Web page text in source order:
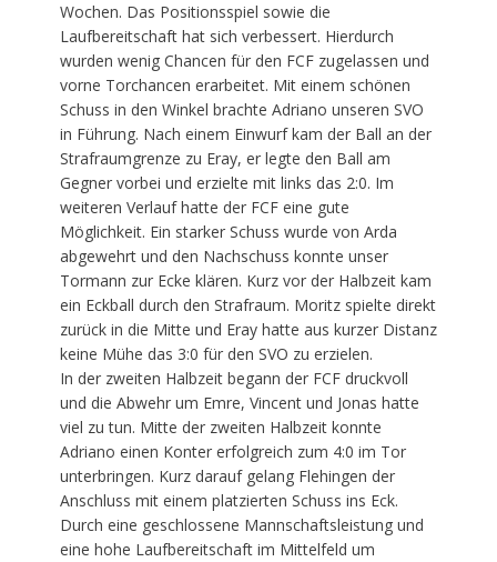
Wochen. Das Positionsspiel sowie die
Laufbereitschaft hat sich verbessert. Hierdurch
wurden wenig Chancen für den FCF zugelassen und
vorne Torchancen erarbeitet. Mit einem schönen
Schuss in den Winkel brachte Adriano unseren SVO
in Führung. Nach einem Einwurf kam der Ball an der
Strafraumgrenze zu Eray, er legte den Ball am
Gegner vorbei und erzielte mit links das 2:0. Im
weiteren Verlauf hatte der FCF eine gute
Möglichkeit. Ein starker Schuss wurde von Arda
abgewehrt und den Nachschuss konnte unser
Tormann zur Ecke klären. Kurz vor der Halbzeit kam
ein Eckball durch den Strafraum. Moritz spielte direkt
zurück in die Mitte und Eray hatte aus kurzer Distanz
keine Mühe das 3:0 für den SVO zu erzielen.
In der zweiten Halbzeit begann der FCF druckvoll
und die Abwehr um Emre, Vincent und Jonas hatte
viel zu tun. Mitte der zweiten Halbzeit konnte
Adriano einen Konter erfolgreich zum 4:0 im Tor
unterbringen. Kurz darauf gelang Flehingen der
Anschluss mit einem platzierten Schuss ins Eck.
Durch eine geschlossene Mannschaftsleistung und
eine hohe Laufbereitschaft im Mittelfeld um